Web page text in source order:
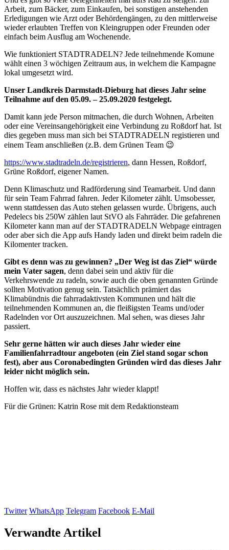
Arbeit, zum Bäcker, zum Einkaufen, bei sonstigen anstehenden
Erledigungen wie Arzt oder Behördengängen, zu den mittlerweise
wieder erlaubten Treffen von Kleingruppen oder Freunden oder
einfach beim Ausflug am Wochenende.
Wie funktioniert STADTRADELN? Jede teilnehmende Komune
wählt einen 3 wöchigen Zeitraum aus, in welchem die Kampagne
lokal umgesetzt wird.
Unser Landkreis Darmstadt-Dieburg hat dieses Jahr seine
Teilnahme auf den 05.09. – 25.09.2020 festgelegt.
Damit kann jede Person mitmachen, die durch Wohnen, Arbeiten
oder eine Vereinsangehörigkeit eine Verbindung zu Roßdorf hat. Ist
dies gegeben muss man sich bei STADTRADELN registieren und
einem Team anschließen (z.B. dem Grünen Team 😉
https://www.stadtradeln.de/registrieren, dann Hessen, Roßdorf,
Grüne Roßdorf, eigener Namen.
Denn Klimaschutz und Radförderung sind Teamarbeit. Und dann
für sein Team Fahrrad fahren. Jeder Kilometer zählt. Umsobesser,
wenn stattdessen das Auto stehen gelassen wurde. Übrigens, auch
Pedelecs bis 250W zählen laut StVO als Fahrräder. Die gefahrenen
Kilometer kann man auf der STADTRADELN Webpage eintragen
oder aber sich die App aufs Handy laden und direkt beim radeln die
Kilomenter tracken.
Gibt es denn was zu gewinnen? „Der Weg ist das Ziel“ würde
mein Vater sagen, denn dabei sein und aktiv für die
Verkehrswende zu radeln, sowie auch die oben genannten Gründe
sollten Motivation genug sein. Tatsächlich prämiert das
Klimabündnis die fahrradaktivsten Kommunen und hält die
teilnehmenden Kommunen an, die fleißigsten Teams und/oder
Radelnden vor Ort auszuzeichnen. Mal sehen, was dieses Jahr
passiert.
Sehr gerne hätten wir auch dieses Jahr wieder eine
Familienfahrradtour angeboten (ein Ziel stand sogar schon
fest), aber aus Coronabedingten Gründen wird das dieses Jahr
leider nicht möglich sein.
Hoffen wir, dass es nächstes Jahr wieder klappt!
Für die Grünen: Katrin Rose mit dem Redaktionsteam
Twitter WhatsApp Telegram Facebook E-Mail
Verwandte Artikel